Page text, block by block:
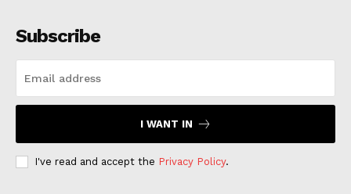
Subscribe
I WANT IN
I've read and accept the Privacy Policy.